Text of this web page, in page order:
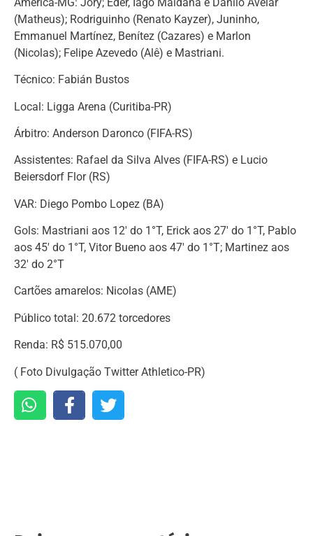
(Matheus); Rodriguinho (Renato Kayzer), Juninho,
Emmanuel Martínez, Benítez (Cazares) e Marlon
(Nicolas); Felipe Azevedo (Alê) e Mastriani.
Técnico: Fabián Bustos
Local: Ligga Arena (Curitiba-PR)
Árbitro: Anderson Daronco (FIFA-RS)
Assistentes: Rafael da Silva Alves (FIFA-RS) e Lucio
Beiersdorf Flor (RS)
VAR: Diego Pombo Lopez (BA)
Gols: Mastriani aos 12′ do 1°T, Erick aos 27′ do 1°T, Pablo
aos 45′ do 1°T, Vitor Bueno aos 47′ do 1°T; Martinez aos
32′ do 2°T
Cartões amarelos: Nicolas (AME)
Público total: 20.672 torcedores
Renda: R$ 515.070,00
( Foto Divulgação Twitter Athletico-PR)